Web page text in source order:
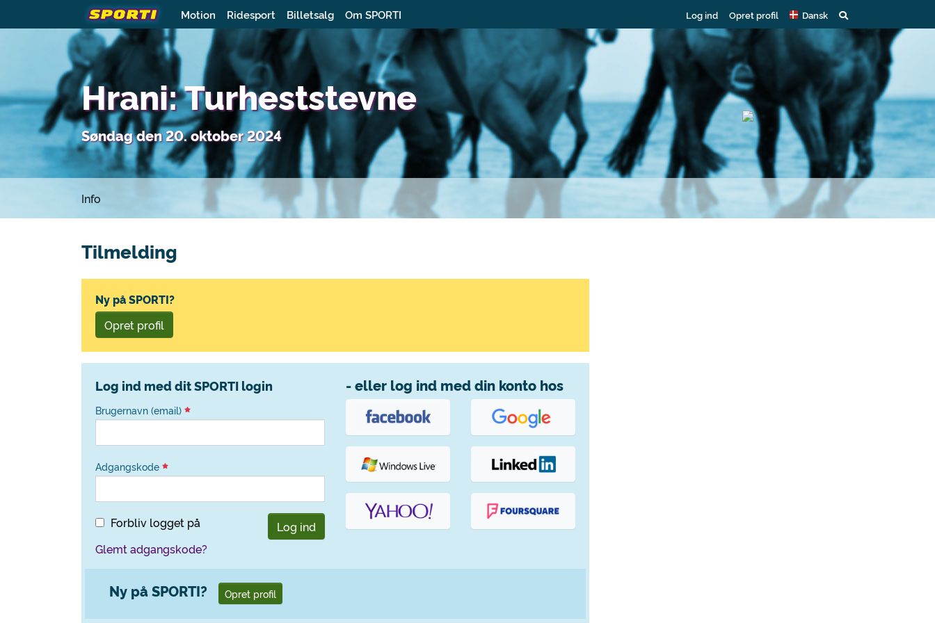
Motion Ridesport Billetsalg Om SPORTI Log ind Opret profil Dansk
Hrani: Turheststevne
Søndag den 20. oktober 2024
Info
Tilmelding
Ny på SPORTI?
Opret profil
Log ind med dit SPORTI login
Brugernavn (email)
Adgangskode
Forbliv logget på
Log ind
Glemt adgangskode?
- eller log ind med din konto hos
Ny på SPORTI? Opret profil